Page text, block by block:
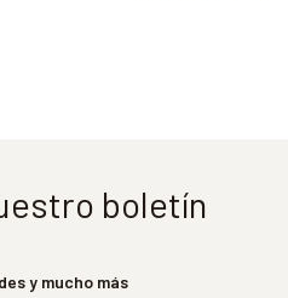
boletín
y mucho más